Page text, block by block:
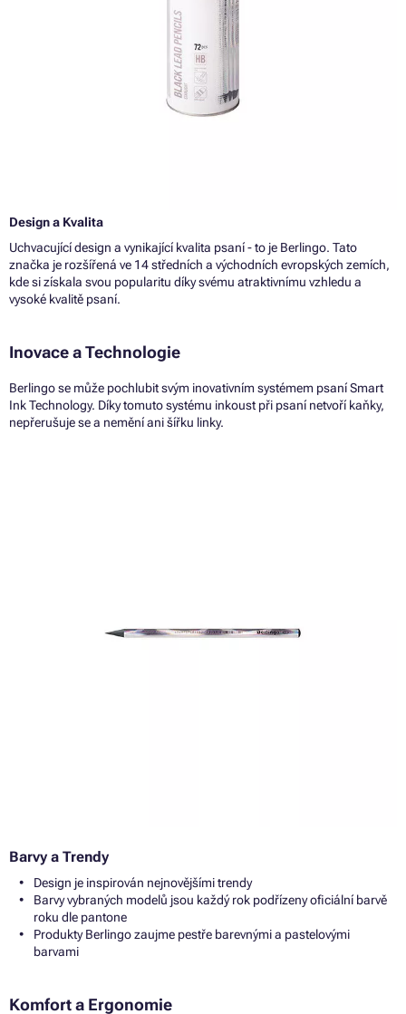
Design a Kvalita
Uchvacující design a vynikající kvalita psaní - to je Berlingo. Tato
značka je rozšířená ve 14 středních a východních evropských zemích,
kde si získala svou popularitu díky svému atraktivnímu vzhledu a
vysoké kvalitě psaní.
Inovace a Technologie
Berlingo se může pochlubit svým inovativním systémem psaní Smart
Ink Technology. Díky tomuto systému inkoust při psaní netvoří kaňky,
nepřerušuje se a nemění ani šířku linky.
Barvy a Trendy
Design je inspirován nejnovějšími trendy
Barvy vybraných modelů jsou každý rok podřízeny oficiální barvě
roku dle pantone
Produkty Berlingo zaujme pestře barevnými a pastelovými
barvami
Komfort a Ergonomie